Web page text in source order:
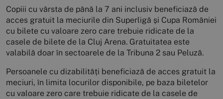
Copiii cu vârsta de până la 7 ani inclusiv beneficiază de
acces gratuit la meciurile din Superligă și Cupa României
cu bilete cu valoare zero care trebuie ridicate de la
casele de bilete de la Cluj Arena. Gratuitatea este
valabilă doar în sectoarele de la Tribuna 2 sau Peluză.
Persoanele cu dizabilități beneficiază de acces gratuit la
meciuri, în limita locurilor disponibile, pe baza biletelor
cu valoare zero care trebuie ridicate de la casele de